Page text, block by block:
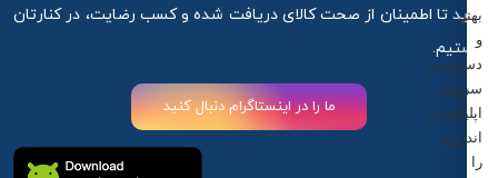
خرید تا اطمینان از صحت کالای دریافت شده و کسب رضایت، در کنارتان
هستیم.
ما را در اینستاگرام دنبال کنید
بهتر
و
دسترسی
سریع‌تر،
اپلیکیشن
اندروید
را